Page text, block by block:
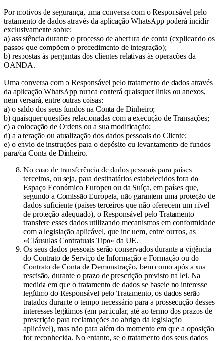
Por motivos de segurança, uma conversa com o Responsável pelo
tratamento de dados através da aplicação WhatsApp poderá incidir
exclusivamente sobre:
a) assistência durante o processo de abertura de conta (explicando os
passos que compõem o procedimento de integração);
b) respostas às perguntas dos clientes relativas às operações da
OANDA.
Uma conversa com o Responsável pelo tratamento de dados através
da aplicação WhatsApp nunca conterá quaisquer links ou anexos,
nem versará, entre outras coisas:
a) o saldo dos seus fundos na Conta de Dinheiro;
b) quaisquer questões relacionadas com a execução de Transações;
c) a colocação de Ordens ou a sua modificação;
d) a alteração ou atualização dos dados pessoais do Cliente;
e) o envio de instruções para o depósito ou levantamento de fundos
para/da Conta de Dinheiro.
No caso de transferência de dados pessoais para países
terceiros, ou seja, para destinatários estabelecidos fora do
Espaço Económico Europeu ou da Suíça, em países que,
segundo a Comissão Europeia, não garantem uma proteção de
dados suficiente (países terceiros que não oferecem um nível
de proteção adequado), o Responsável pelo Tratamento
transfere esses dados utilizando mecanismos em conformidade
com a legislação aplicável, que incluem, entre outros, as
«Cláusulas Contratuais Tipo» da UE.
Os seus dados pessoais serão conservados durante a vigência
do Contrato de Serviço de Informação e Formação ou do
Contrato de Conta de Demonstração, bem como após a sua
rescisão, durante o prazo de prescrição previsto na lei. Na
medida em que o tratamento de dados se baseie no interesse
legítimo do Responsável pelo Tratamento, os dados serão
tratados durante o tempo necessário para a prossecução desses
interesses legítimos (em particular, até ao termo dos prazos de
prescrição para reclamações ao abrigo da legislação
aplicável), mas não para além do momento em que a oposição
for reconhecida. No entanto, se o tratamento dos seus dados